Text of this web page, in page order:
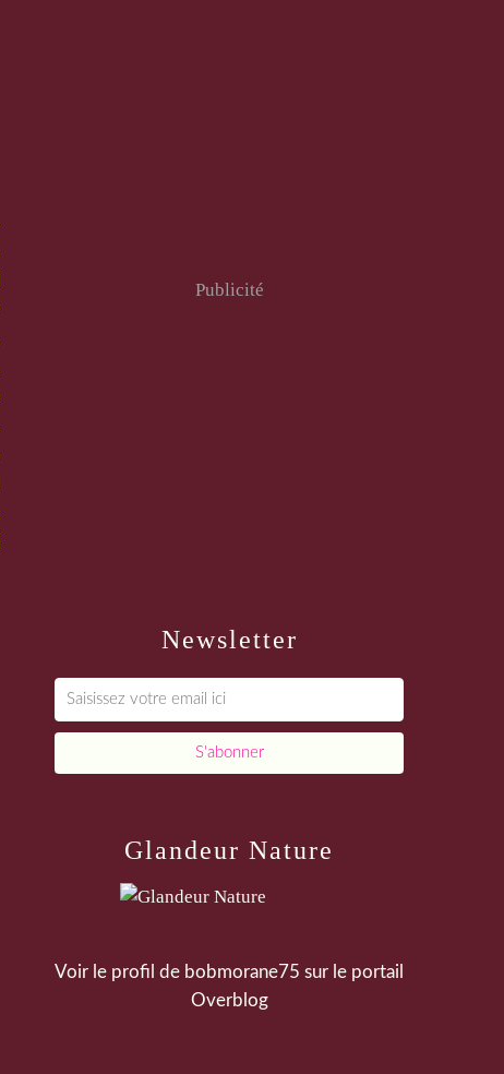
Newsletter
Publicité
Glandeur Nature
Voir le profil de bobmorane75 sur le portail
Overblog